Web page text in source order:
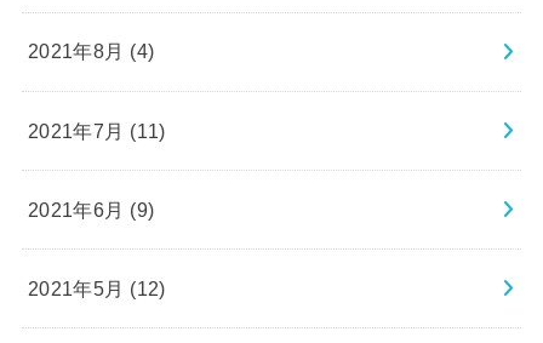
2021年8月 (4)
2021年7月 (11)
2021年6月 (9)
2021年5月 (12)